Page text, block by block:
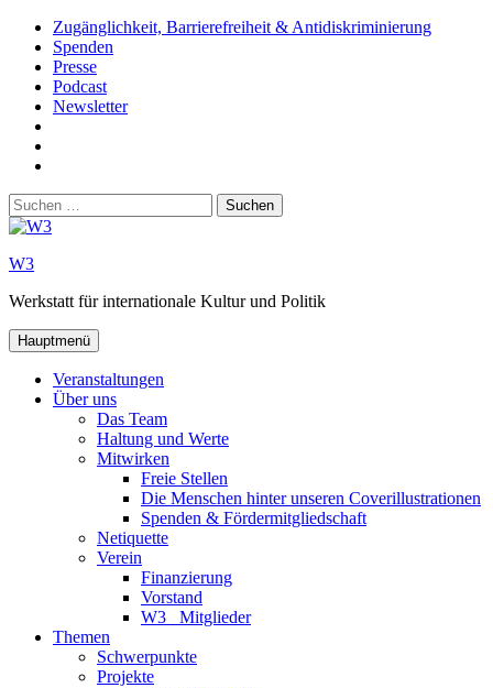
Zum
Inhalt
springen
Zugänglichkeit, Barrierefreiheit & Antidiskriminierung
Spenden
Presse
Podcast
Newsletter
Youtube
Suchen
nach:
W3
Werkstatt für internationale Kultur und Politik
Hauptmenü
Veranstaltungen
Über uns
Das Team
Haltung und Werte
Mitwirken
Freie Stellen
Die Menschen hinter unseren Coverillustrationen
Spenden & Fördermitgliedschaft
Netiquette
Verein
Finanzierung
Vorstand
W3_ Mitglieder
Themen
Schwerpunkte
Projekte